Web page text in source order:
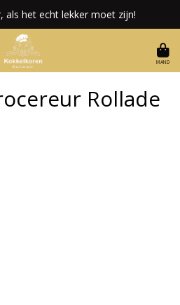
als het echt lekker moet zijn!
MAND
Rollade